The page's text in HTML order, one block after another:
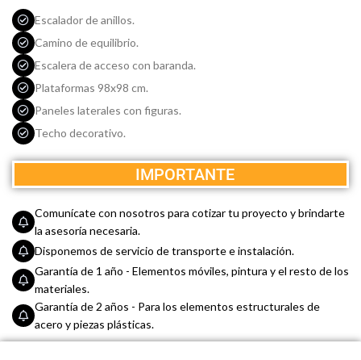
Escalador de anillos.
Camino de equilibrio.
Escalera de acceso con baranda.
Plataformas 98x98 cm.
Paneles laterales con figuras.
Techo decorativo.
IMPORTANTE
Comunícate con nosotros para cotizar tu proyecto y brindarte
la asesoría necesaria.
Disponemos de servicio de transporte e instalación.
Garantía de 1 año - Elementos móviles, pintura y el resto de los
materiales.
Garantía de 2 años - Para los elementos estructurales de
acero y piezas plásticas.